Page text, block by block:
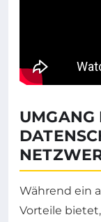
UMGANG
Während ein
Vorteile